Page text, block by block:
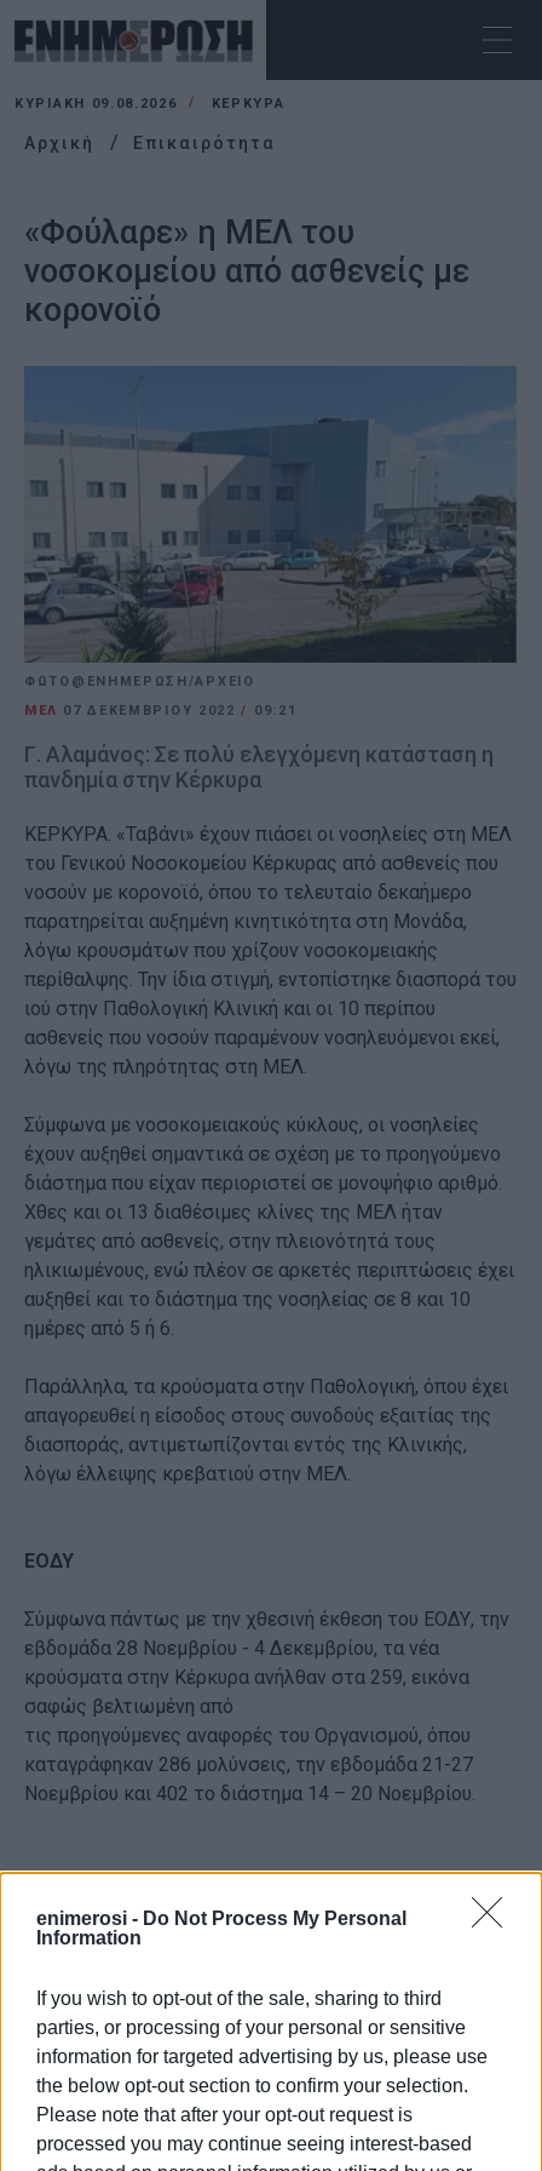
enimerosi - Do Not Process My Personal
Information
If you wish to opt-out of the sale, sharing to third
parties, or processing of your personal or sensitive
information for targeted advertising by us, please use
the below opt-out section to confirm your selection.
Please note that after your opt-out request is
processed you may continue seeing interest-based
ΚΥΡΙΑΚΉ 09.08.2026 ΚΕΡΚΥΡΑ
Αρχική Επικαιρότητα
«Φούλαρε» η ΜΕΛ του
νοσοκομείου από ασθενείς με
κορονοϊό
ΦΩΤΟ@ΕΝΗΜΕΡΩΣΗ/ΑΡΧΕΙΟ
ΜΕΛ 07 ΔΕΚΕΜΒΡΊΟΥ 2022/ 09:21
Γ. Αλαμάνος: Σε πολύ ελεγχόμενη κατάσταση η
πανδημία στην Κέρκυρα
ΚΕΡΚΥΡΑ. «Ταβάνι» έχουν πιάσει οι νοσηλείες στη ΜΕΛ
του Γενικού Νοσοκομείου Κέρκυρας από ασθενείς που
νοσούν με κορονοϊό, όπου το τελευταίο δεκαήμερο
παρατηρείται αυξημένη κινητικότητα στη Μονάδα,
λόγω κρουσμάτων που χρίζουν νοσοκομειακής
περίθαλψης. Την ίδια στιγμή, εντοπίστηκε διασπορά του
ιού στην Παθολογική Κλινική και οι 10 περίπου
ασθενείς που νοσούν παραμένουν νοσηλευόμενοι εκεί,
λόγω της πληρότητας στη ΜΕΛ.
Σύμφωνα με νοσοκομειακούς κύκλους, οι νοσηλείες
έχουν αυξηθεί σημαντικά σε σχέση με το προηγούμενο
διάστημα που είχαν περιοριστεί σε μονοψήφιο αριθμό.
Χθες και οι 13 διαθέσιμες κλίνες της ΜΕΛ ήταν
γεμάτες από ασθενείς, στην πλειονότητά τους
ηλικιωμένους, ενώ πλέον σε αρκετές περιπτώσεις έχει
αυξηθεί και το διάστημα της νοσηλείας σε 8 και 10
ημέρες από 5 ή 6.
Παράλληλα, τα κρούσματα στην Παθολογική, όπου έχει
απαγορευθεί η είσοδος στους συνοδούς εξαιτίας της
διασποράς, αντιμετωπίζονται εντός της Κλινικής,
λόγω έλλειψης κρεβατιού στην ΜΕΛ.
ΕΟΔΥ
Σύμφωνα πάντως με την χθεσινή έκθεση του ΕΟΔΥ, την
εβδομάδα 28 Νοεμβρίου - 4 Δεκεμβρίου, τα νέα
κρούσματα στην Κέρκυρα ανήλθαν στα 259, εικόνα
σαφώς βελτιωμένη από
τις προηγούμενες αναφορές του Οργανισμού, όπου
καταγράφηκαν 286 μολύνσεις, την εβδομάδα 21-27
Νοεμβρίου και 402 το διάστημα 14 – 20 Νοεμβρίου.
Σε ελεγχόμενη κατάσταση η πανδημία
Όπως τόνισε πάντως στην «Ε» ο επιδημιολόγος Γιάννης
ελεγχόμενη κατάσταση αυτή τη στιγμή, εν αντιθέσει με
πέρσι που την αντίστοιχη περίοδο ήταν σε πλήρη
εξέλιξη.
«Μέχρι στιγμής, ενώ έχουμε κρούσματα, υπάρχει
διασπορά και παρουσιάζονται διακυμάνσεις και